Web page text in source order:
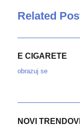
Related
E CIGARETE
obrazuj se
NOVI